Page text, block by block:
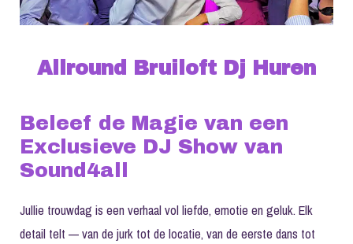
Allround Bruiloft Dj Huren
Beleef de Magie van een
Exclusieve DJ Show van
Sound4all
Jullie trouwdag is een verhaal vol liefde, emotie en geluk. Elk
detail telt — van de jurk tot de locatie, van de eerste dans tot